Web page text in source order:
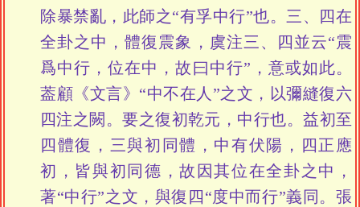
除暴禁亂，此師之“有孚中行”也。三、四在
全卦之中，體復震象，虞注三、四並云“震
爲中行，位在中，故曰中行”，意或如此。
葢顧《文言》“中不在人”之文，以彌縫復六
四注之闕。要之復初乾元，中行也。益初至
四體復，三與初同體，中有伏陽，四正應
初，皆與初同德，故因其位在全卦之中，
著“中行”之文，與復四“度中而行”義同。張